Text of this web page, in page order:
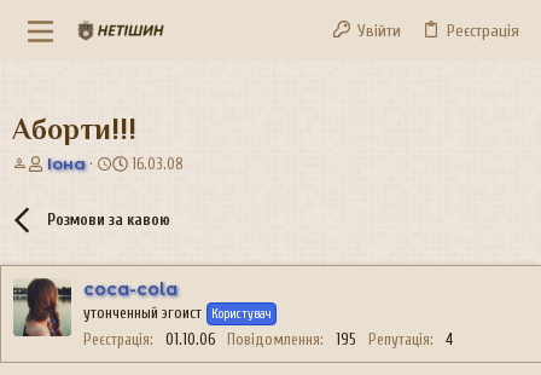
Увійти Реєстрація
Аборти!!!
А
о
т
е
м
и
Іона
Д
а
т
в
о
р
е
16.03.08
Розмови за кавою
coca-cola
утонченный эгоист Користувач
Реєстрація 01.10.06 Повідомлення 195 Репутація 4